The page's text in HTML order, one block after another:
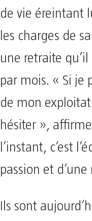
de vie éreintant
les charges de
une retraite
par mois. « Si je
de mon
hésiter »,
l’instant, c’est
passion et d’une
Ils sont